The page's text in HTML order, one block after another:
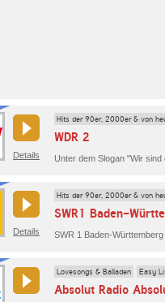
Details
Hits der 90er, 2000er & von
WDR 2
Details
Hits der 90er, 2000er & von
SWR1 Baden-
Lovesongs & Balladen Easy
Absolut Radio